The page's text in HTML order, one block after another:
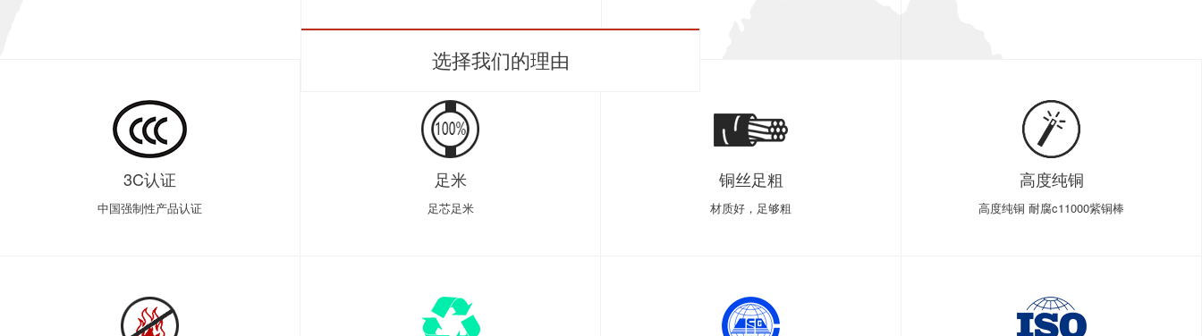
选择我们的理由
3C认证
中国强制性产品认证
足米
足芯足米
铜丝足粗
材质好，足够粗
高度纯铜
高度纯铜 耐腐c11000紫铜棒